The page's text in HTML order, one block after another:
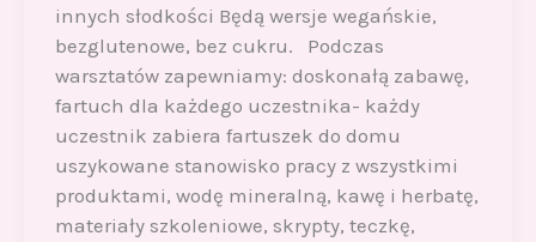
innych słodkości Będą wersje wegańskie,
bezglutenowe, bez cukru. Podczas
warsztatów zapewniamy: doskonałą zabawę,
fartuch dla każdego uczestnika- każdy
uczestnik zabiera fartuszek do domu
uszykowane stanowisko pracy z wszystkimi
produktami, wodę mineralną, kawę i herbatę,
materiały szkoleniowe, skrypty, teczkę,